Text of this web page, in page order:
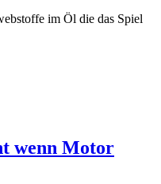
im Öl die das Spiel
wenn Motor